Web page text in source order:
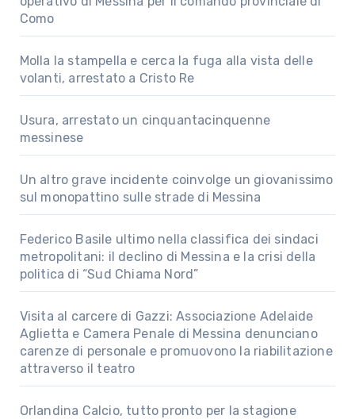
Como
Molla la stampella e cerca la fuga alla vista delle
volanti, arrestato a Cristo Re
Usura, arrestato un cinquantacinquenne
messinese
Un altro grave incidente coinvolge un giovanissimo
sul monopattino sulle strade di Messina
Federico Basile ultimo nella classifica dei sindaci
metropolitani: il declino di Messina e la crisi della
politica di “Sud Chiama Nord”
Visita al carcere di Gazzi: Associazione Adelaide
Aglietta e Camera Penale di Messina denunciano
carenze di personale e promuovono la riabilitazione
attraverso il teatro
Orlandina Calcio, tutto pronto per la stagione